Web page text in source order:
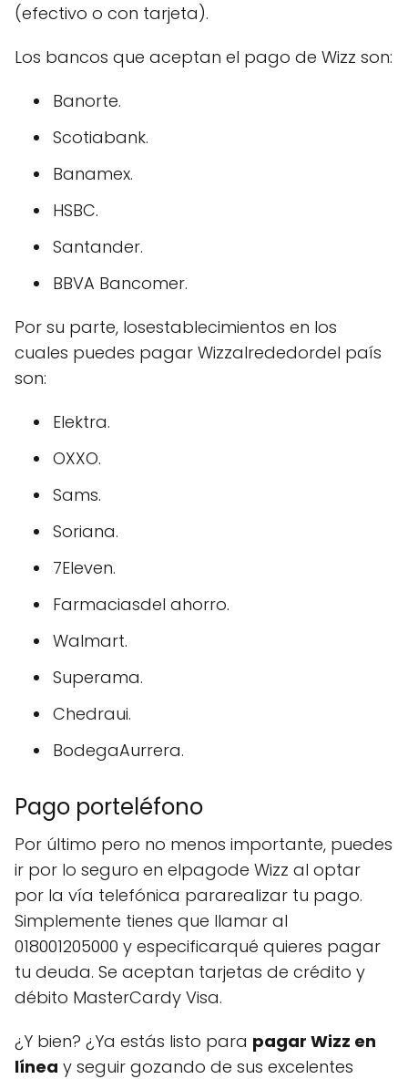
(efectivo o con tarjeta).
Los bancos que aceptan el pago de Wizz son:
Banorte.
Scotiabank.
Banamex.
HSBC.
Santander.
BBVA Bancomer.
Por su parte, losestablecimientos en los
cuales puedes pagar Wizzalrededordel país
son:
Elektra.
OXXO.
Sams.
Soriana.
7Eleven.
Farmaciasdel ahorro.
Walmart.
Superama.
Chedraui.
BodegaAurrera.
Pago porteléfono
Por último pero no menos importante, puedes
ir por lo seguro en elpagode Wizz al optar
por la vía telefónica pararealizar tu pago.
Simplemente tienes que llamar al
018001205000 y especificarqué quieres pagar
tu deuda. Se aceptan tarjetas de crédito y
débito MasterCardy Visa.
¿Y bien? ¿Ya estás listo para pagar Wizz en
línea y seguir gozando de sus excelentes